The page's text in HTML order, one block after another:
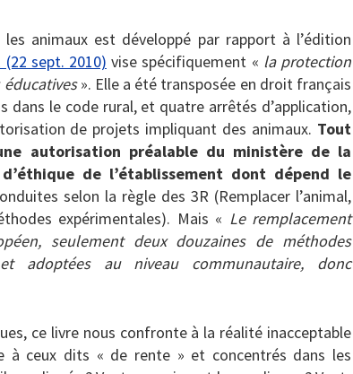
animaux est développé par rapport à l’édition
sept. 2010) vise spécifiquement « la protection
». Elle a été transposée en droit français
dans le code rural, et quatre arrêtés d’application,
de projets impliquant des animaux. Tout
autorisation préalable du ministère de la
de l’établissement dont dépend le
selon la règle des 3R (Remplacer l’animal,
expérimentales). Mais « Le remplacement
seulement deux douzaines de méthodes
adoptées au niveau communautaire, donc
ce livre nous confronte à la réalité inacceptable
à ceux dits « de rente » et concentrés dans les